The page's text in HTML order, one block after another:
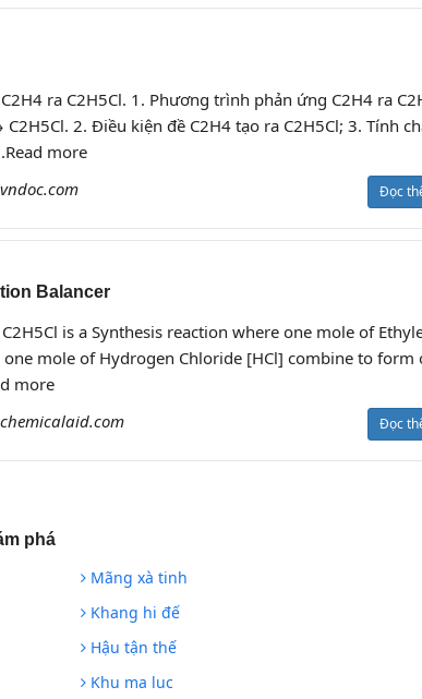
ra C2H5Cl. 1. Phương trình phản ứng C2H4 ra
C2H5Cl. 2. Điều kiện đề C2H4 tạo ra C2H5Cl; 3. Tính
more
vndoc.com Đọc
Balancer
is a Synthesis reaction where one mole of
one mole of Hydrogen Chloride [HCl] combine to form
more
chemicalaid.com Đọc
phá
Mãng xà tinh
Khang hi đế
Hậu tận thế
Khu ma luc